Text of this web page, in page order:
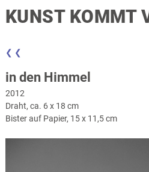
KUNST KOMMT
❮ ❮
in den Himmel
2012
Draht, ca. 6 x 18 cm
Bister auf Papier, 15 x 11,5 cm